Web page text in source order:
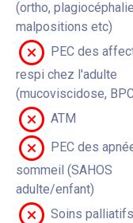
(ortho,
malpositions etc)
PEC des
respi chez l'adulte
(mucoviscidose,
ATM
PEC des
sommeil (SAHOS
adulte/enfant)
Soins palliatifs